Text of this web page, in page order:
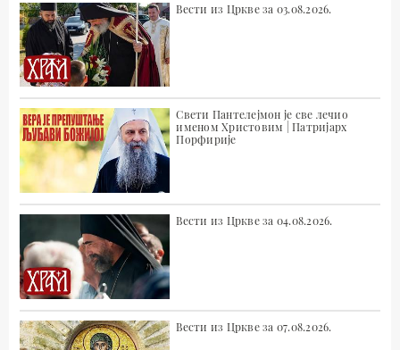
Вести из Цркве за 03.08.2026.
Свети Пантелејмон је све лечио
именом Христовим | Патријарх
Порфирије
Вести из Цркве за 04.08.2026.
Вести из Цркве за 07.08.2026.